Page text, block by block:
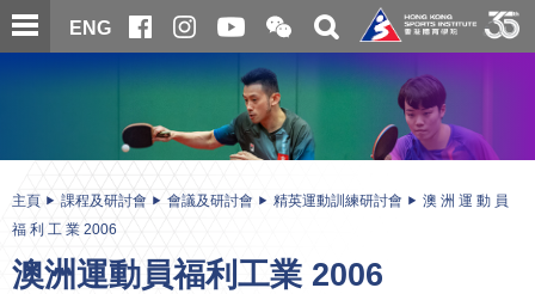
跳
至
ENG
開
合
信
二
維
碼
關
搜
主頁 課程及研討會 會議及研討會 精英運動訓練研討會
澳 洲 運 動 員
福 利 工 業 2006
澳洲運動員福利工業 2006